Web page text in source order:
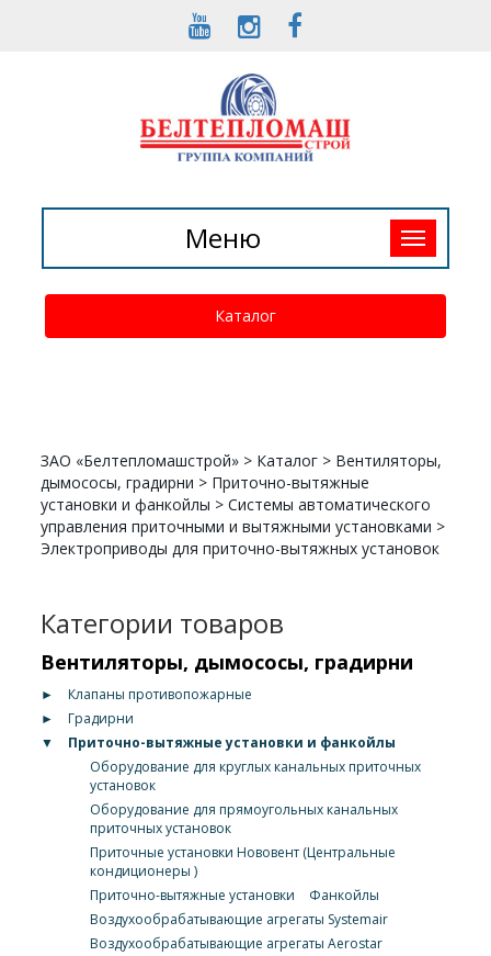
Toggle
navigation
Меню
Каталог
ЗАО «Белтепломашстрой» > Каталог > Вентиляторы,
дымососы, градирни > Приточно-вытяжные
установки и фанкойлы >Системы автоматического
управления приточными и вытяжными установками >
Электроприводы для приточно-вытяжных установок
Категории товаров
Вентиляторы, дымососы, градирни
►
Клапаны противопожарные
►
Градирни
▼
Приточно-вытяжные установки и фанкойлы
Оборудование для круглых канальных приточных
установок
Оборудование для прямоугольных канальных
приточных установок
Приточные установки Нововент (Центральные
кондиционеры )
Приточно-вытяжные установки
Фанкойлы
Воздухообрабатывающие агрегаты Systemair
Воздухообрабатывающие агрегаты Aerostar